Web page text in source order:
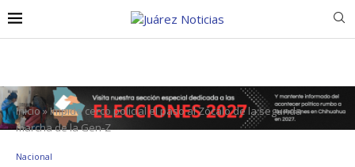
Inicio»Impide cerco policial el paso al Zócalo de la segunda
marcha de la Gen-Z
Nacional